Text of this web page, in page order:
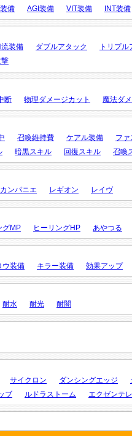
備 AGI装備 VIT装備 INT装備
装備 ダブルアタック
トリプル
断 物理ダメージカット 魔法ダ
召喚維持費 ケアル装備
フ
暗黒スキル 回復スキル 召喚
カンパニエ レギオン レイヴ
グMP ヒーリングHP あやつる
ウ装備 キラー装備 効果アップ
耐水 耐光 耐闇
サイクロン ダンシングエッジ
ブ ルドラストーム エクゼンテ